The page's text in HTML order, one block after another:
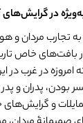
ویژه در گرایشهای
تجارب مردان و
بافت‌های خاص
در غرب در
بودن، پدران و
و